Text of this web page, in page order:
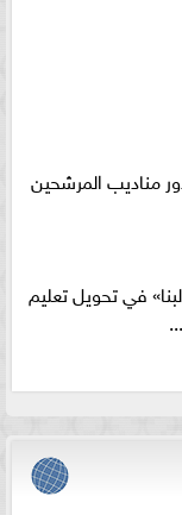
مناديب المرشحين
في تحويل تعليم